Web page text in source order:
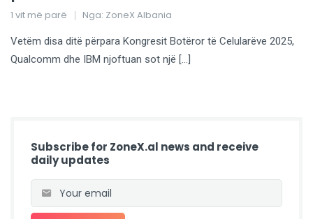
1 vit më parë Nga: ZoneX Albania
Vetëm disa ditë përpara Kongresit Botëror të Celularëve 2025,
Qualcomm dhe IBM njoftuan sot një […]
Subscribe for ZoneX.al news and receive
daily updates